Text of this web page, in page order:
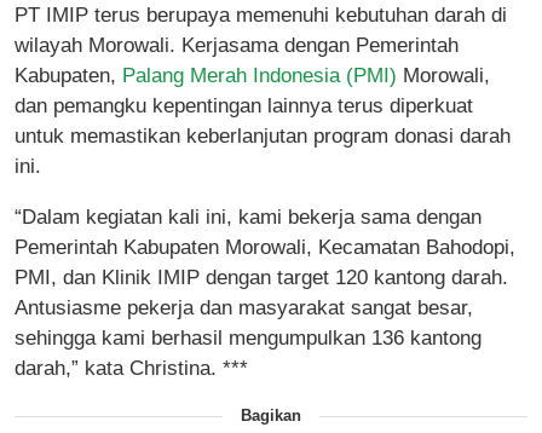
PT IMIP terus berupaya memenuhi kebutuhan darah di
wilayah Morowali. Kerjasama dengan Pemerintah
Kabupaten, Palang Merah Indonesia (PMI) Morowali,
dan pemangku kepentingan lainnya terus diperkuat
untuk memastikan keberlanjutan program donasi darah
ini.
“Dalam kegiatan kali ini, kami bekerja sama dengan
Pemerintah Kabupaten Morowali, Kecamatan Bahodopi,
PMI, dan Klinik IMIP dengan target 120 kantong darah.
Antusiasme pekerja dan masyarakat sangat besar,
sehingga kami berhasil mengumpulkan 136 kantong
darah,” kata Christina. ***
Bagikan